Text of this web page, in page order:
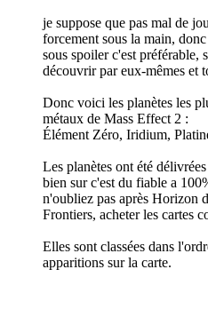
je suppose que pas mal de
forcement sous la main,
sous spoiler c'est préférable,
découvrir par eux-mêmes et
Donc voici les planètes les
métaux de Mass Effect 2 :
Élément Zéro, Iridium,
Les planètes ont été
bien sur c'est du fiable a
n'oubliez pas après Horizon
Frontiers, acheter les cartes
Elles sont classées dans
apparitions sur la carte.